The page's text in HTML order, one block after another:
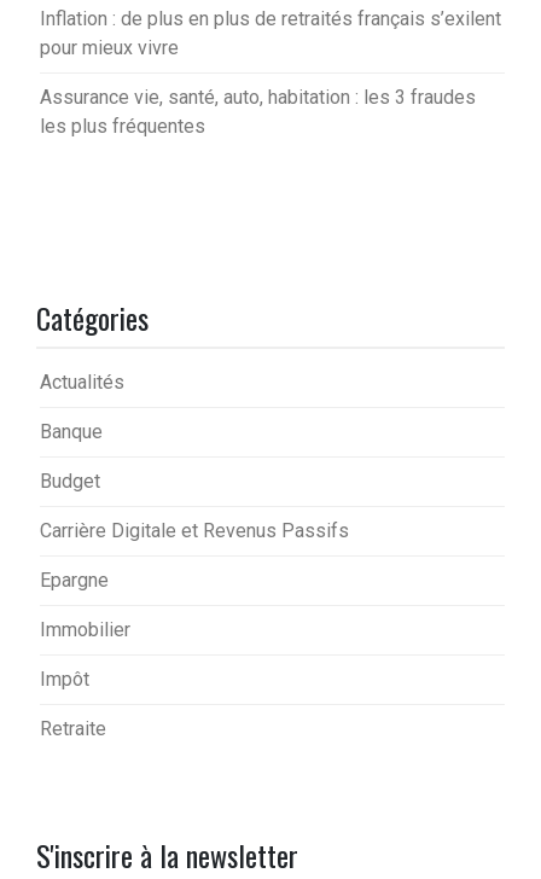
Inflation : de plus en plus de retraités français s’exilent
pour mieux vivre
Assurance vie, santé, auto, habitation : les 3 fraudes
les plus fréquentes
Catégories
Actualités
Banque
Budget
Carrière Digitale et Revenus Passifs
Epargne
Immobilier
Impôt
Retraite
S'inscrire à la newsletter